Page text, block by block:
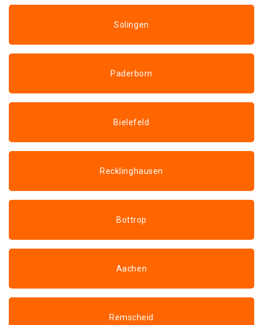
Solingen
Paderborn
Bielefeld
Recklinghausen
Bottrop
Aachen
Remscheid